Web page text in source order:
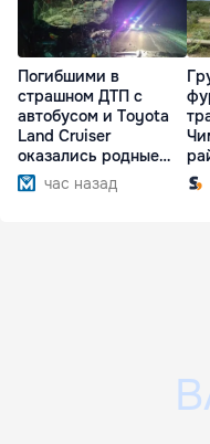
Погибшими в
страшном ДТП с
автобусом и Toyota
Land Cruiser
оказались родные
братьячас назад